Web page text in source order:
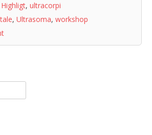
Highligt, ultracorpi
, Ultrasoma, workshop